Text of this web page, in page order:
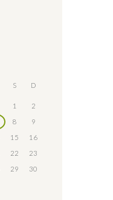
S D
1
2
8
9
15
16
22
23
29
30